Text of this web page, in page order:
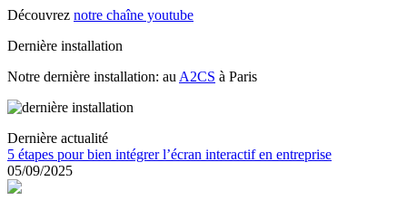
Découvrez notre chaîne youtube
Dernière installation
Notre dernière installation: au A2CS à Paris
Dernière actualité
5 étapes pour bien intégrer l’écran interactif en entreprise
05/09/2025